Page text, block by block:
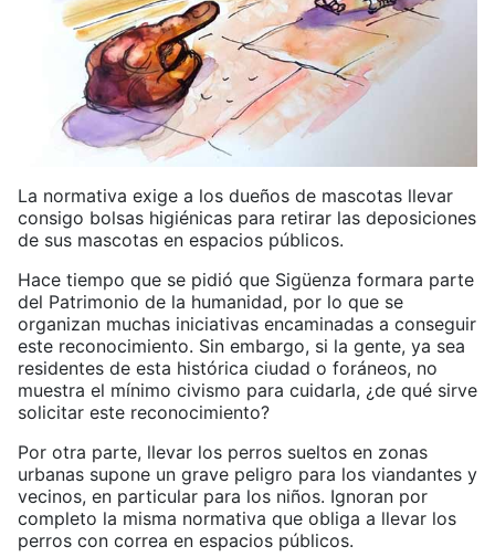
La normativa exige a los dueños de mascotas llevar
consigo bolsas higiénicas para retirar las deposiciones
de sus mascotas en espacios públicos.
Hace tiempo que se pidió que Sigüenza formara parte
del Patrimonio de la humanidad, por lo que se
organizan muchas iniciativas encaminadas a conseguir
este reconocimiento. Sin embargo, si la gente, ya sea
residentes de esta histórica ciudad o foráneos, no
muestra el mínimo civismo para cuidarla, ¿de qué sirve
solicitar este reconocimiento?
Por otra parte, llevar los perros sueltos en zonas
urbanas supone un grave peligro para los viandantes y
vecinos, en particular para los niños. Ignoran por
completo la misma normativa que obliga a llevar los
perros con correa en espacios públicos.